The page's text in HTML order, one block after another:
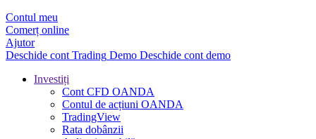
Contul meu
Comerț online
Ajutor
Deschide cont Trading Demo Deschide cont demo
Investiți
Cont CFD OANDA
Contul de acțiuni OANDA
TradingView
Rata dobânzii